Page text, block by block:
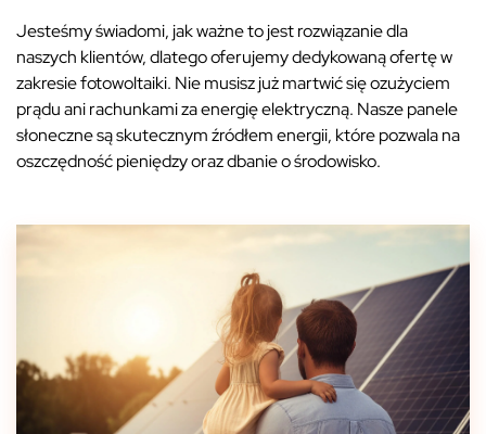
Jesteśmy świadomi, jak ważne to jest rozwiązanie dla
naszych klientów, dlatego oferujemy dedykowaną ofertę w
zakresie fotowoltaiki. Nie musisz już martwić się ozużyciem
prądu ani rachunkami za energię elektryczną. Nasze panele
słoneczne są skutecznym źródłem energii, które pozwala na
oszczędność pieniędzy oraz dbanie o środowisko.